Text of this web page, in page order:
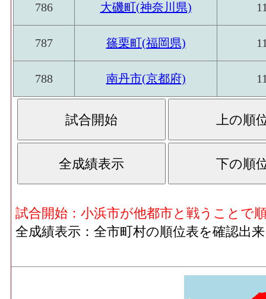
786 大磯町(神奈川県)
787 篠栗町(福岡県)
788 南丹市(京都府)
試合開始：小浜市が他都市と戦うことで
全成績表示：全市町村の順位表を確認出